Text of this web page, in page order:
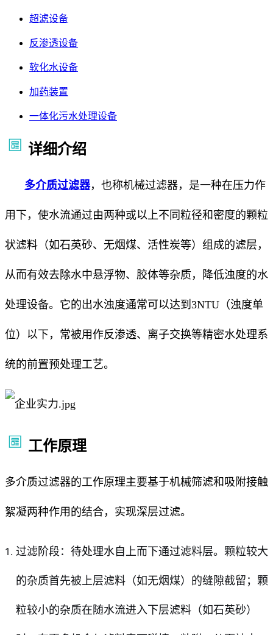
超滤设备
反渗透设备
软化水设备
加药装置
一体化污水处理设备
详细介绍
多介质过滤器，也称机械过滤器，是一种在压力作
用下，使水流通过由两种或以上不同粒径和密度的颗粒
状滤料（如石英砂、无烟煤、活性炭等）组成的滤层，
从而有效去除水中悬浮物、胶体等杂质，降低浊度的水
处理设备。它的出水浊度通常可以达到3NTU（浊度单
位）以下，常被用作反渗透、离子交换等精密水处理系
统的前置预处理工艺。
工作原理
多介质过滤器的工作原理主要基于机械筛滤和吸附接触
絮凝两种作用的结合，实现深层过滤。
过滤阶段：待处理水自上而下通过滤料层。颗粒较大
的杂质首先被上层滤料（如无烟煤）的缝隙截留；颗
粒较小的杂质在随水流进入下层滤料（如石英砂）